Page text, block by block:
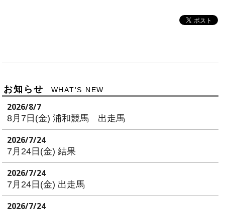
お知らせ WHAT'S NEW
2026/8/7
8月7日(金) 浦和競馬 出走馬
2026/7/24
7月24日(金) 結果
2026/7/24
7月24日(金) 出走馬
2026/7/24